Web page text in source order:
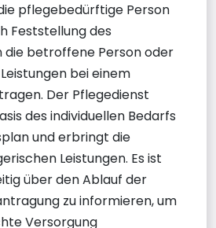
pflegebedürftige Person
Feststellung des
die betroffene Person oder
bei einem
Der Pflegedienst
des individuellen Bedarfs
und erbringt die
Leistungen. Es ist
über den Ablauf der
zu informieren, um
Versorgung